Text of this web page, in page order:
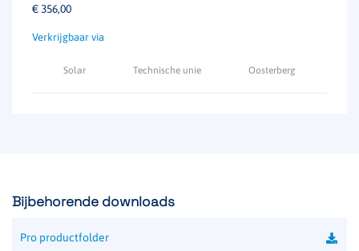
€ 356,00
Solar Technische unie Oosterberg
Bijbehorende downloads
Pro productfolder